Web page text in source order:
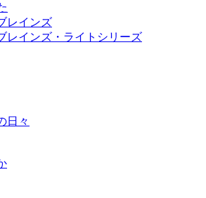
レインズ
レインズ・ライトシリーズ
日々